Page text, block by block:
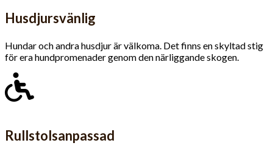
Husdjursvänlig
Hundar och andra husdjur är välkoma. Det finns en skyltad stig
för era hundpromenader genom den närliggande skogen.
Rullstolsanpassad